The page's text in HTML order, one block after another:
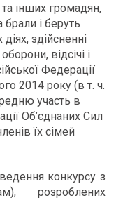
інших громадян,
брали і беруть
здійсненні
відсічі і
Федерації
2014 року (в т. ч.
участь в
Об’єднаних Сил
їх сімей
конкурсу з
розроблених